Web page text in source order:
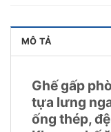
MÔ TẢ
Ghế gấp
tựa lưng
ống thép,